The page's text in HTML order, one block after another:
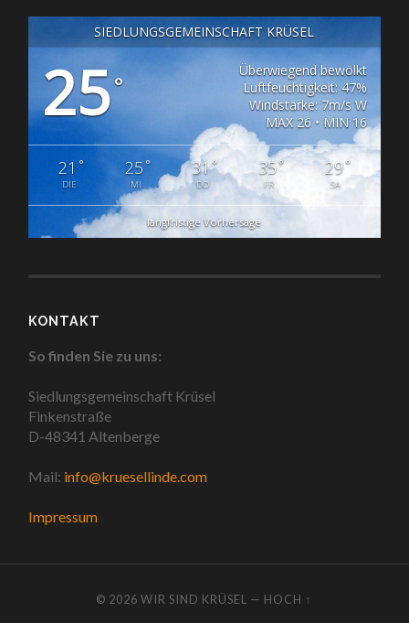
SIEDLUNGSGEMEINSCHAFT KRÜSEL
25°
Überwiegend bewölkt
Luftfeuchtigkeit: 47%
Windstärke: 7m/s W
MAX 26 • MIN 16
21 °
DIE
25°
MI
31°
DO
35°
FR
29°
SA
langfristige Vorhersage
KONTAKT
So finden Sie zu uns:
Siedlungsgemeinschaft Krüsel
Finkenstraße
D-48341 Altenberge
Mail: info@kruesellinde.com
Impressum
© 2026WIR SIND KRÜSEL — HOCH ↑